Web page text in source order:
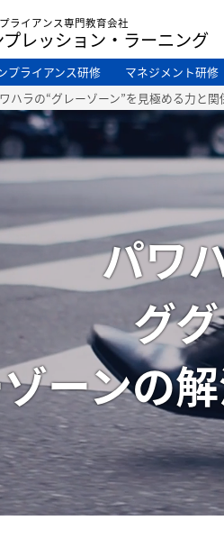
ライアンス専門教育会社
レッション・ラーニング
プライアンス研修 マネジメント研修
ラの“グレーゾーン”を見極める力と関
パワ
グ
ーンの